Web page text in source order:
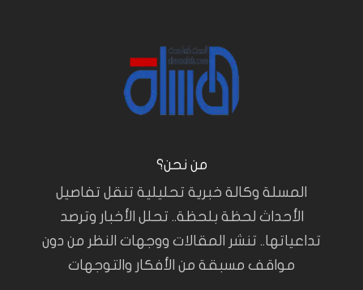
من نحن؟
المسلة وكالة خبرية تحليلية تنقل تفاصيل
الأحداث لحظة بلحظة.. تحلل الأخبار وترصد
تداعياتها.. تنشر المقالات ووجهات النظر من دون
مواقف مسبقة من الأفكار والتوجهات